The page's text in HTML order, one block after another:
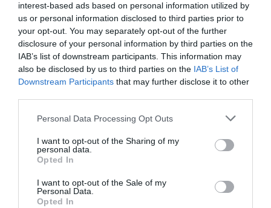
interest-based ads based on personal information utilized by
us or personal information disclosed to third parties prior to
your opt-out. You may separately opt-out of the further
disclosure of your personal information by third parties on the
IAB’s list of downstream participants. This information may
also be disclosed by us to third parties on the IAB’s List of
Downstream Participants that may further disclose it to other
Personal Data Processing Opt Outs
I want to opt-out of the Sharing of my
personal data.
Opted In
I want to opt-out of the Sale of my
Personal Data.
Opted In
Diario de la corrupción sanchista. La
Audiencia Nacional prorroga seis meses la
investigación del caso Koldo, ante el
ingente material incautado por la UCO
por Redacción
Artículos anteriores
Opinión
Enormes minucias
por Eulogio López